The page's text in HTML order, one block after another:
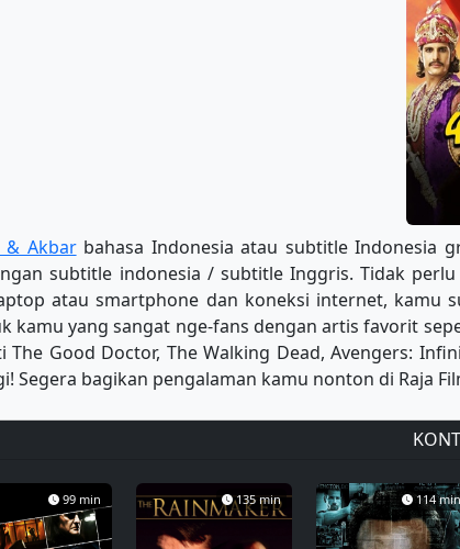
& Akbarbahasa Indonesia atau subtitle Indonesia
subtitle indonesia / subtitle Inggris. Tidak
atau smartphone dan koneksi internet, kamu
kamu yang sangat nge-fans dengan artis favorit
The Good Doctor, The Walking Dead, Avengers:
Segera bagikan pengalaman kamu nonton di Raja
99 min 135 min 114 min